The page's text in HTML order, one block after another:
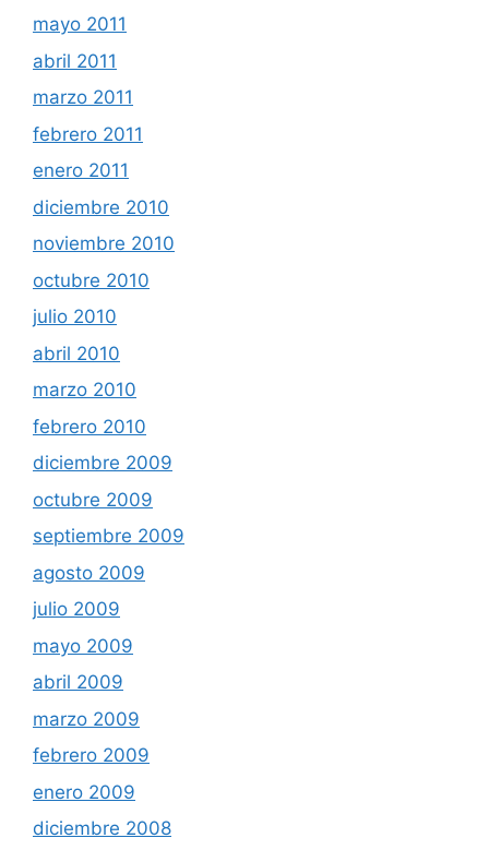
mayo 2011
abril 2011
marzo 2011
febrero 2011
enero 2011
diciembre 2010
noviembre 2010
octubre 2010
julio 2010
abril 2010
marzo 2010
febrero 2010
diciembre 2009
octubre 2009
septiembre 2009
agosto 2009
julio 2009
mayo 2009
abril 2009
marzo 2009
febrero 2009
enero 2009
diciembre 2008